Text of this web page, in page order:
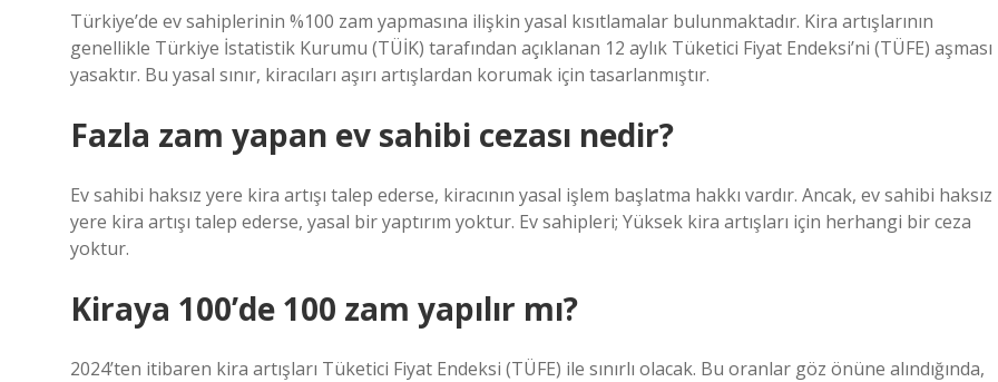
Türkiye’de ev sahiplerinin %100 zam yapmasına ilişkin yasal kısıtlamalar bulunmaktadır. Kira artışlarının
genellikle Türkiye İstatistik Kurumu (TÜİK) tarafından açıklanan 12 aylık Tüketici Fiyat Endeksi’ni (TÜFE) aşması
yasaktır. Bu yasal sınır, kiracıları aşırı artışlardan korumak için tasarlanmıştır.
Fazla zam yapan ev sahibi cezası nedir?
Ev sahibi haksız yere kira artışı talep ederse, kiracının yasal işlem başlatma hakkı vardır. Ancak, ev sahibi haksız
yere kira artışı talep ederse, yasal bir yaptırım yoktur. Ev sahipleri; Yüksek kira artışları için herhangi bir ceza
yoktur.
Kiraya 100’de 100 zam yapılır mı?
2024’ten itibaren kira artışları Tüketici Fiyat Endeksi (TÜFE) ile sınırlı olacak. Bu oranlar göz önüne alındığında,